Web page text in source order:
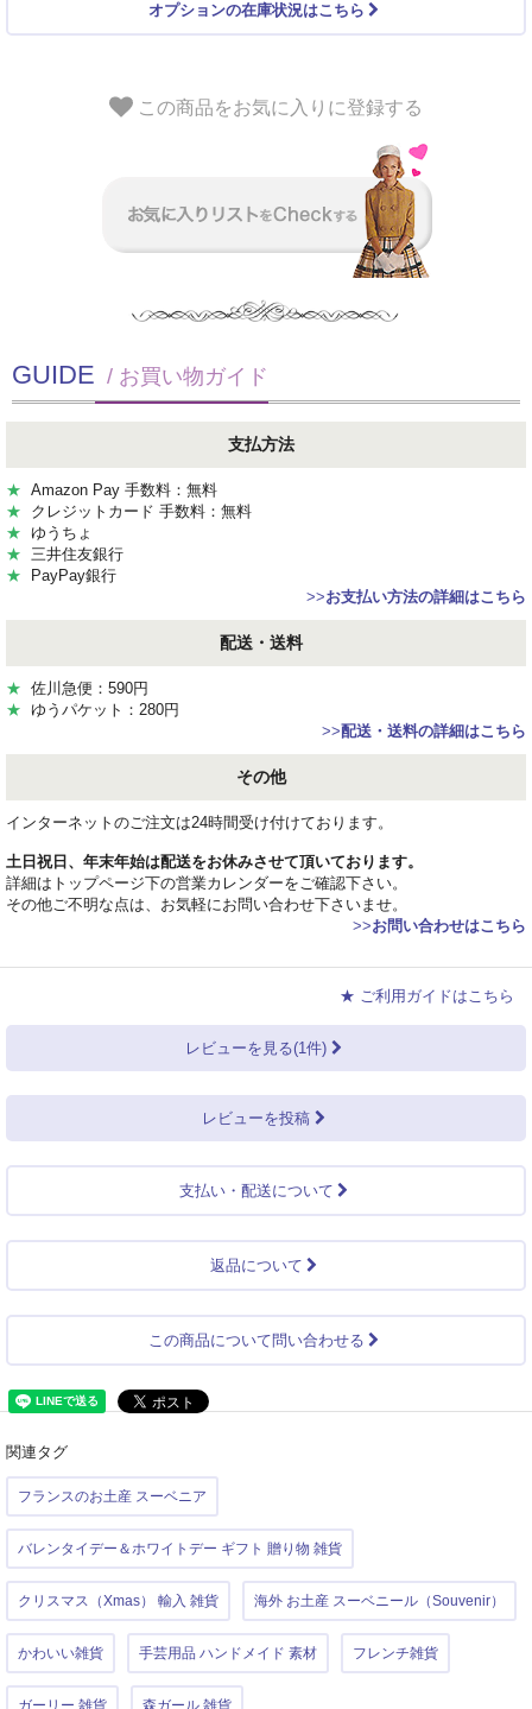
オプションの在庫状況はこちら
この商品をお気に入りに登録する
GUIDE / お買い物ガイド
支払方法
★ Amazon Pay 手数料：無料
★ クレジットカード 手数料：無料
★ ゆうちょ
★ 三井住友銀行
★ PayPay銀行
>>お支払い方法の詳細はこちら
配送・送料
★ 佐川急便：590円
★ ゆうパケット：280円
>>配送・送料の詳細はこちら
その他
インターネットのご注文は24時間受け付けております。
土日祝日、年末年始は配送をお休みさせて頂いております。
詳細はトップページ下の営業カレンダーをご確認下さい。
その他ご不明な点は、お気軽にお問い合わせ下さいませ。
>>お問い合わせはこちら
★ ご利用ガイドはこちら
レビューを見る(1件)
レビューを投稿
支払い・配送について
返品について
この商品について問い合わせる
関連タグ
フランスのお土産 スーベニア
バレンタイデー＆ホワイトデー ギフト 贈り物 雑貨
クリスマス（Xmas） 輸入 雑貨 海外 お土産 スーベニール（Souvenir）
かわいい雑貨 手芸用品 ハンドメイド 素材 フレンチ雑貨
ガーリー 雑貨 森ガール 雑貨